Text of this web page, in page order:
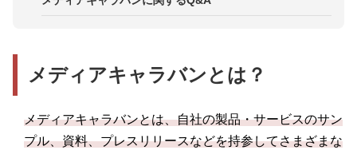
STEP7．結果をまとめ、次回への対策を検討するる
継続的に実施し関係性を深める
メディアキャラバンとは？
メディアキャラバンとは、自社の製品・サービスのサン
プル、資料、プレスリリースなどを持参してさまざまな